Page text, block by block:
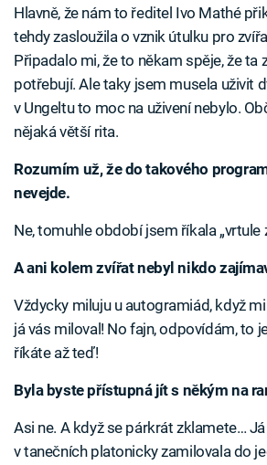
Hlavně, že nám to ředitel Ivo Mathé
tehdy zasloužila o vznik útulku pro
Připadalo mi, že to někam spěje, že ta
potřebují. Ale taky jsem musela uživit
v Ungeltu to moc na uživení nebylo.
nějaká větší rita.
Rozumím už, že do takového
nevejde.
Ne, tomuhle období jsem říkala „vrtule
A ani kolem zvířat nebyl nikdo
Vždycky miluju u autogramiád, když
já vás miloval! No fajn, odpovídám, to
říkáte až teď!
Byla byste přístupná jít s někým na
Asi ne. A když se párkrát zklamete…
v tanečních platonicky zamilovala do